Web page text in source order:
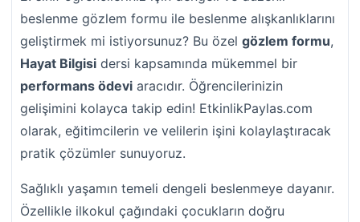
beslenme gözlem formu ile beslenme alışkanlıklarını
geliştirmek mi istiyorsunuz? Bu özel gözlem formu,
Hayat Bilgisi dersi kapsamında mükemmel bir
performans ödevi aracıdır. Öğrencilerinizin
gelişimini kolayca takip edin! EtkinlikPaylas.com
olarak, eğitimcilerin ve velilerin işini kolaylaştıracak
pratik çözümler sunuyoruz.
Sağlıklı yaşamın temeli dengeli beslenmeye dayanır.
Özellikle ilkokul çağındaki çocukların doğru